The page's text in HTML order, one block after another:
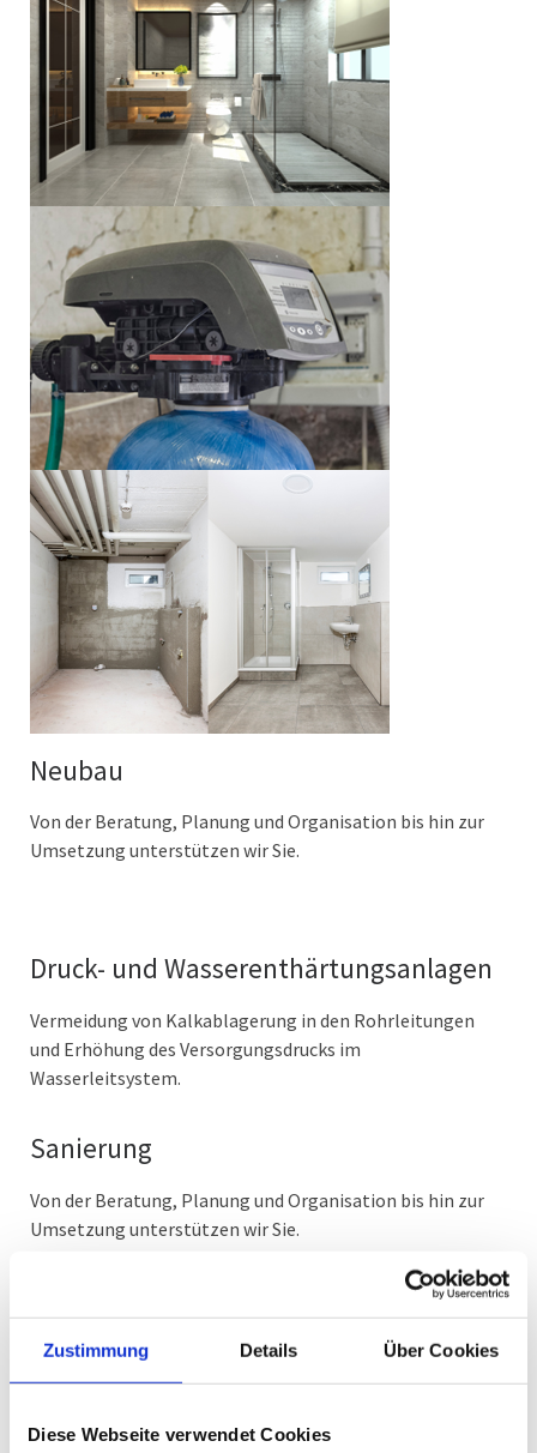
Zustimmung Details Über Cookies
Diese Webseite verwendet Cookies
Neubau
Von der Beratung, Planung und Organisation bis hin zur
Umsetzung unterstützen wir Sie.
Druck- und Wasserenthärtungsanlagen
Vermeidung von Kalkablagerung in den Rohrleitungen
und Erhöhung des Versorgungsdrucks im
Wasserleitsystem.
Sanierung
Von der Beratung, Planung und Organisation bis hin zur
Umsetzung unterstützen wir Sie.
Senden Sie uns eine Anfrage